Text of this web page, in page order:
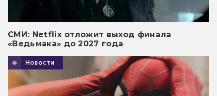
СМИ: Netflix отложит выход финала
«Ведьмака» до 2027 года
Новости